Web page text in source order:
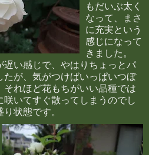
もだいぶ太く
なって、まさ
に充実という
感じになって
きました。
い感じで、やはりちょっとパ
たが、気がつけばいっぱいつぼ
れほど花もちがいい品種では
いてすぐ散ってしまうのでし
状態です。